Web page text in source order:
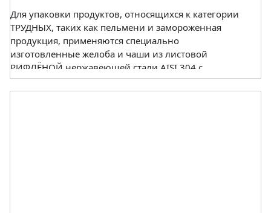
Для упаковки продуктов, относящихся к категории
ТРУДНЫХ, таких как пельмени и замороженная
продукция, применяются специально
изготовленные желоба и чаши из листовой
РИФЛЁНОЙ нержавеющей стали AISI 304 с
тефлоновым покрытием или без такового.
Материал частей, контактирующих с продуктом,